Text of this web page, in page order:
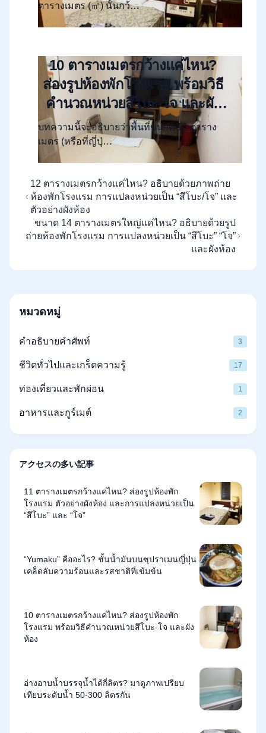
ตารางเมตร (㎡) นั้นกว้…
10 ตารางเมตรกว้างแค่ไหน?
ส่องรูปห้องพักโรงแรม พร้อมวิธี
คำนวณหน่วยสึโบะ-โจ และผัง
ห้อง
บทความนี้จะอธิบายว่าพื้นที่ขนาด 10 ตาราง
เมตร (หรือที่ญี่ปุ่…
12 ตารางเมตรกว้างแค่ไหน? อธิบายด้วยภาพถ่าย
ห้องพักโรงแรม การแปลงหน่วยเป็น “สึโบะ/โจ” และ
ตัวอย่างผังห้อง
ขนาด 14 ตารางเมตรใหญ่แค่ไหน? อธิบายด้วยรูป
ถ่ายห้องพักโรงแรม การแปลงหน่วยเป็น “สึโบะ” “โจ”
และผังห้อง
หมวดหมู่
คำอธิบายคำศัพท์ 3
ชีวิตทั่วไปและเกร็ดความรู้ 17
ท่องเที่ยวและพักผ่อน 1
อาหารและกูร์เมต์ 2
アクセスの多い記事
11 ตารางเมตรกว้างแค่ไหน? ส่องรูปห้องพัก
โรงแรม ตัวอย่างผังห้อง และการแปลงหน่วยเป็น
“สึโบะ” และ “โจ”
“Yumaku” คืออะไร? ชั้นน้ำมันบนซุปราเมนญี่ปุ่น
เคล็ดลับความร้อนและรสชาติที่เข้มข้น
10 ตารางเมตรกว้างแค่ไหน? ส่องรูปห้องพัก
โรงแรม พร้อมวิธีคำนวณหน่วยสึโบะ-โจ และผัง
ห้อง
อ่างอาบน้ำบรรจุน้ำได้กี่ลิตร? มาดูภาพเปรียบ
เทียบระดับน้ำ 50-300 ลิตรกัน